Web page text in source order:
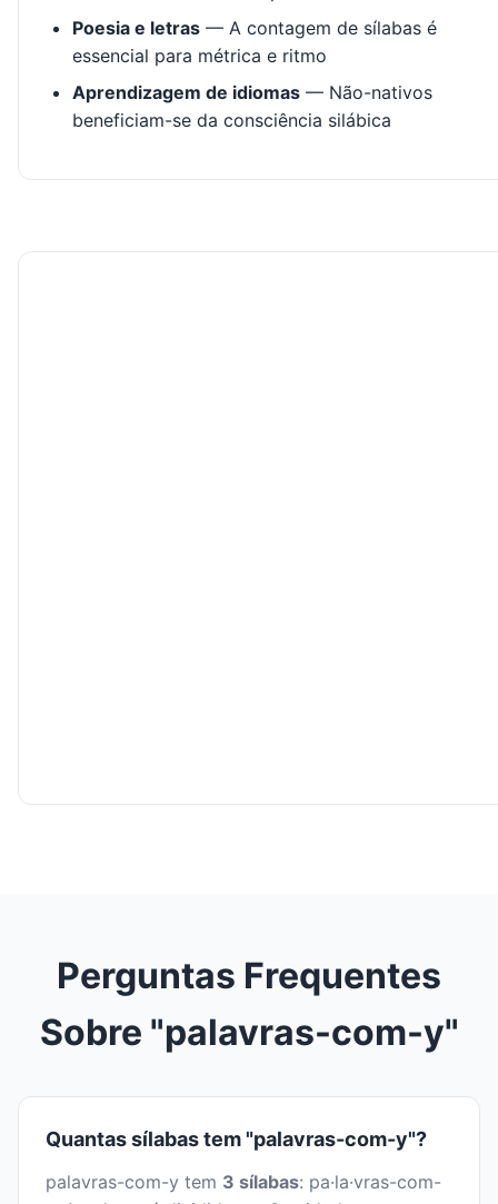
Poesia e letras — A contagem de sílabas é
essencial para métrica e ritmo
Aprendizagem de idiomas — Não-nativos
beneficiam-se da consciência silábica
Perguntas Frequentes
Sobre "palavras-com-y"
Quantas sílabas tem "palavras-com-y"?
palavras-com-y tem 3 sílabas: pa·la·vras-com-